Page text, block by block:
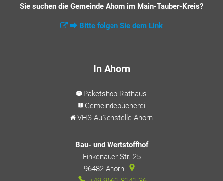
Sie suchen die Gemeinde Ahorn im Main-Tauber-Kreis?
⮕ Bitte folgen Sie dem Link
In Ahorn
Paketshop Rathaus
Gemeindebücherei
VHS Außenstelle Ahorn
Bau- und Wertstoffhof
Finkenauer Str. 25
96482 Ahorn